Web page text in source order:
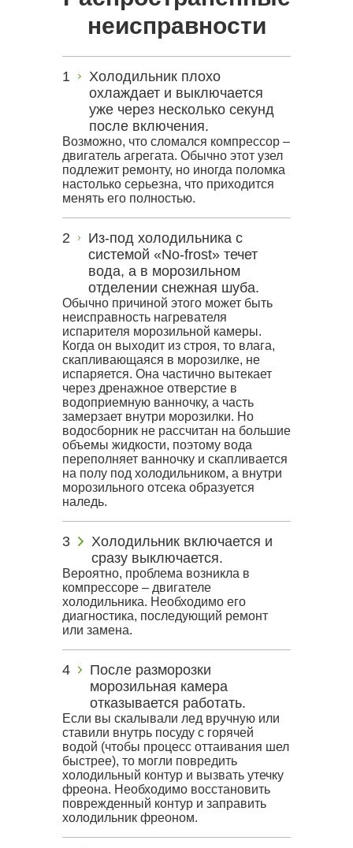
неисправности
Холодильник плохо
охлаждает и выключается
уже через несколько секунд
после включения.
Возможно, что сломался компрессор –
двигатель агрегата. Обычно этот узел
подлежит ремонту, но иногда поломка
настолько серьезна, что приходится
менять его полностью.
Из-под холодильника с
системой «No-frost» течет
вода, а в морозильном
отделении снежная шуба.
Обычно причиной этого может быть
неисправность нагревателя
испарителя морозильной камеры.
Когда он выходит из строя, то влага,
скапливающаяся в морозилке, не
испаряется. Она частично вытекает
через дренажное отверстие в
водоприемную ванночку, а часть
замерзает внутри морозилки. Но
водосборник не рассчитан на большие
объемы жидкости, поэтому вода
переполняет ванночку и скапливается
на полу под холодильником, а внутри
морозильного отсека образуется
наледь.
Холодильник включается и
сразу выключается.
Вероятно, проблема возникла в
компрессоре – двигателе
холодильника. Необходимо его
диагностика, последующий ремонт
или замена.
После разморозки
морозильная камера
отказывается работать.
Если вы скалывали лед вручную или
ставили внутрь посуду с горячей
водой (чтобы процесс оттаивания шел
быстрее), то могли повредить
холодильный контур и вызвать утечку
фреона. Необходимо восстановить
поврежденный контур и заправить
холодильник фреоном.